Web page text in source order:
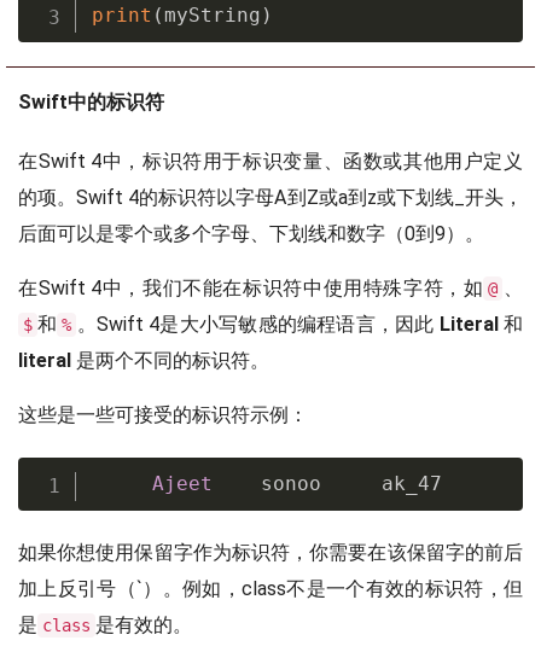
print (myString )
Swift中的标识符
在Swift 4中，标识符用于标识变量、函数或其他用户定义
的项。Swift 4的标识符以字母A到Z或a到z或下划线_开头，
后面可以是零个或多个字母、下划线和数字（0到9）。
在Swift 4中，我们不能在标识符中使用特殊字符，如 @ 、
$ 和 % 。Swift 4是大小写敏感的编程语言，因此 Literal和
literal 是两个不同的标识符。
这些是一些可接受的标识符示例：
Ajeet
    sonoo     ak_47
如果你想使用保留字作为标识符，你需要在该保留字的前后
加上反引号（`）。例如，class不是一个有效的标识符，但
是 class 是有效的。